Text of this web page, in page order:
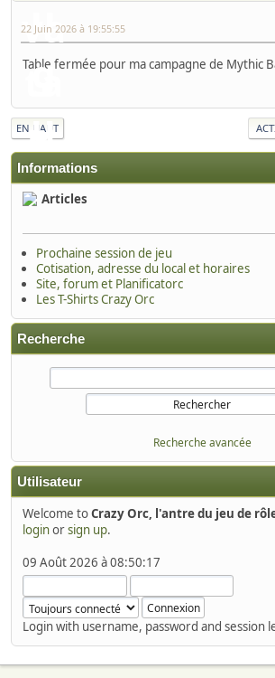
Informations
Articles
Prochaine session de jeu
Cotisation, adresse du local et horaires
Site, forum et Planificatorc
Les T-Shirts Crazy Orc
Recherche
Recherche avancée
Utilisateur
Welcome toCrazy Orc, l'antre du jeu de
loginorsign up.
09 Août 2026 à 08:50:17
Login with username, password and session
22 Juin 2026 à 19:55:55
Table fermée pour ma campagne de Mythic
EN HAUT